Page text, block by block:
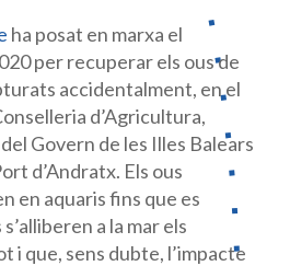
ha posat en marxa el
per recuperar els ous de
accidentalment, en el
d’Agricultura,
Govern de les Illes Balears
d’Andratx. Els ous
en aquaris fins que es
a la mar els
i que, sens dubte, l’impacte